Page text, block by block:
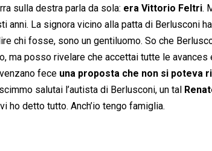
sulla destra parla da sola: era Vittorio Feltri.
anni. La signora vicino alla patta di Berlusconi
chi fosse, sono un gentiluomo. So che
ma posso rivelare che accettai tutte le
fece una proposta che non si poteva
salutai l’autista di Berlusconi, un tal
ho detto tutto. Anch’io tengo famiglia.